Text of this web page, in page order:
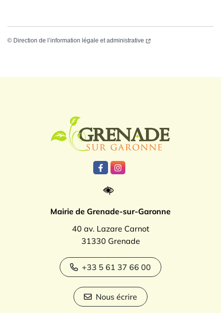
© Direction de l’information légale et administrative
Lien vers le compte Facebook
Lien vers le compte
Mairie de Grenade-sur-Garonne
40 av. Lazare Carnot
31330 Grenade
+33 5 61 37 66 00
Nous écrire